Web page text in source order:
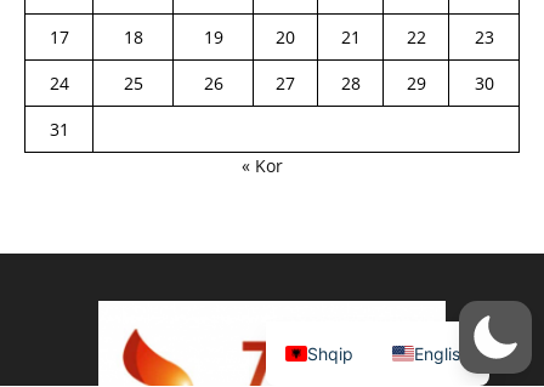
17
18 19 20 21 22
23
24
25 26 27 28 29
30
31
« Kor
Shqip English